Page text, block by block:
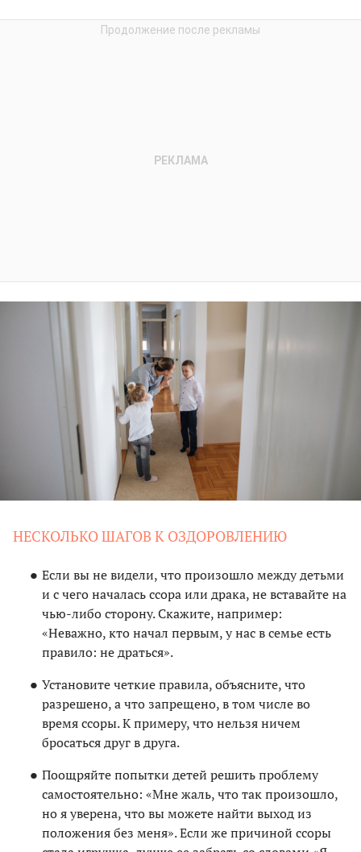
НЕСКОЛЬКО ШАГОВ К ОЗДОРОВЛЕНИЮ
Если вы не видели, что произошло между детьми
и с чего началась ссора или драка, не вставайте на
чью-либо сторону. Скажите, например:
«Неважно, кто начал первым, у нас в семье есть
правило: не драться».
Установите четкие правила, объясните, что
разрешено, а что запрещено, в том числе во
время ссоры. К примеру, что нельзя ничем
бросаться друг в друга.
Поощряйте попытки детей решить проблему
самостоятельно: «Мне жаль, что так произошло,
но я уверена, что вы можете найти выход из
положения без меня». Если же причиной ссоры